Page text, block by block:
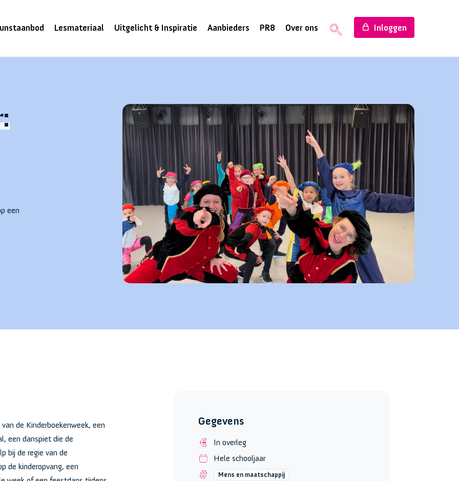
Lesmateriaal Uitgelicht & Inspiratie Aanbieders PR8 Over ons Inloggen
een
de Kinderboekenweek, een
een danspiet die de
bij de regie van de
de kinderopvang, een
Gegevens
In overleg
Hele schooljaar
Mens en maatschappij